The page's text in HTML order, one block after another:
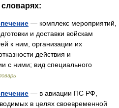
— комплекс мероприятий,
и доставки войскам
к ним, организации их
действия и
с ними; вид специального
— в авиации ПС РФ,
в целях своевременной